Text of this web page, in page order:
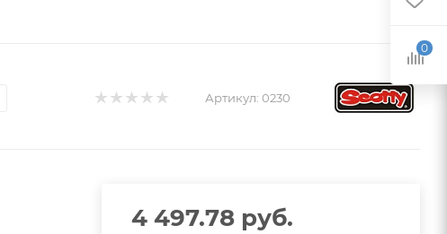
Артикул: 0230
4 497.78руб.
0